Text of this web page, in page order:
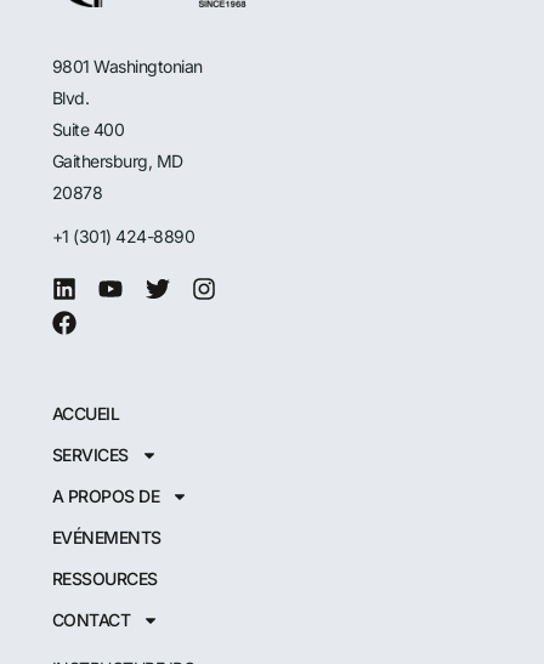
9801 Washingtonian
Blvd.
Suite 400
Gaithersburg, MD
20878
+1 (301) 424-8890
ACCUEIL
SERVICES
A PROPOS DE
EVÉNEMENTS
RESSOURCES
CONTACT